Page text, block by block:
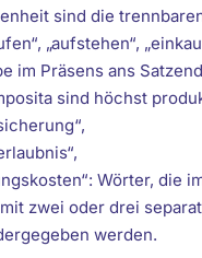
sind die
„aufstehen“,
im Präsens ans
sind höchst
Wörter, die
zwei oder drei
werden.